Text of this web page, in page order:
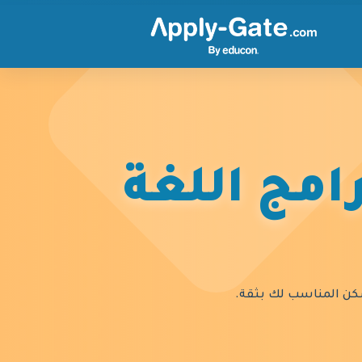
اللغة
المناسب لك بثقة.